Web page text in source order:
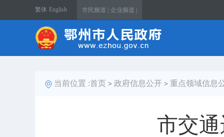
繁体 English 市民频道 | 企业频道 |
当前位置 :首页 > 政府信息公开 > 重点领域信息
市交